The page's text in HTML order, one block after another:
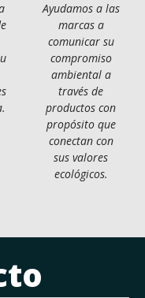
Ayudamos a las
marcas a
comunicar su
compromiso
ambiental a
través de
productos con
propósito que
conectan con
sus valores
ecológicos.